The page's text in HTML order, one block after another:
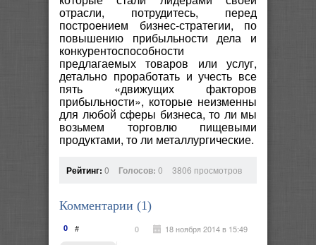
отрасли, потрудитесь, перед
построением бизнес-стратегии, по
повышению прибыльности дела и
конкурентоспособности
предлагаемых товаров или услуг,
детально проработать и учесть все
пять «движущих факторов
прибыльности», которые неизменны
для любой сферы бизнеса, то ли мы
возьмем торговлю пищевыми
продуктами, то ли металлургические.
Рейтинг: 0 Голосов: 0 3806 просмотров
Комментарии (1)
0 # 18 ноября 2014 в 15:49
0